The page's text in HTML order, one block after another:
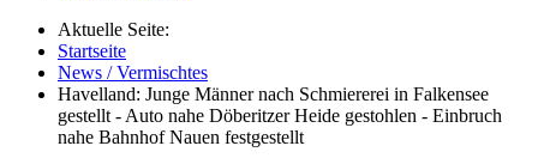
Aktuelle Seite:
Startseite
News / Vermischtes
Havelland: Junge Männer nach Schmiererei in Falkensee
gestellt - Auto nahe Döberitzer Heide gestohlen - Einbruch
nahe Bahnhof Nauen festgestellt